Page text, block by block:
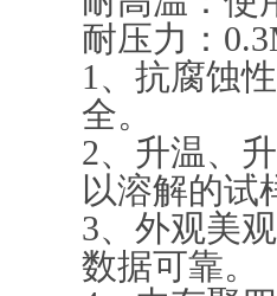
耐压力：
1、抗腐蚀
全。
2、升温、
以溶解的试
3、外观美
数据可靠。